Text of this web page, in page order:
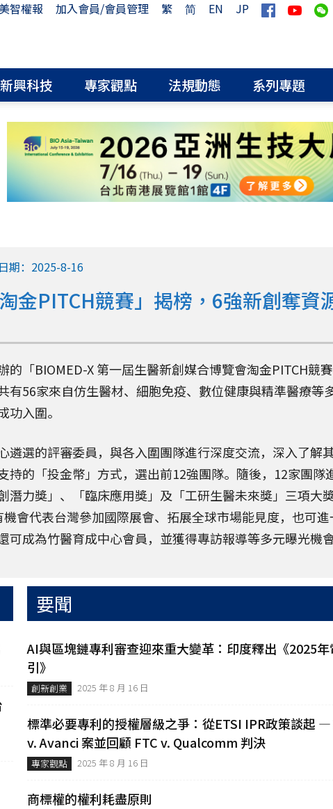
智權報 加入會員/會員管理 繁 简 EN
JP
新興科技 專家觀點 法規動態 系列專題
期：2025-8-16
金PITCH競賽」揭榜，6強新創奪資
的「BIOMED-X 第一屆生醫新創媒合博覽會淘金PITCH競
有56家來自仿生醫材、細胞免疫、數位健康與精準醫療等
功入圍。
遴選的評審委員，與各入圍團隊進行深度交流，深入了解
持的「投金幣」方式，選出前12強團隊。隨後，12家團隊
潛力獎」、「臨床應用獎」及「工研生醫未來獎」三項大
會代表台灣參加國際展會、拓展全球市場能見度，也可
可成為竹醫育成中心會員，並獲得專訪報導等多元曝光機會
要聞
AI與區塊鏈專利審查迎來重大變革：印度釋出《2025
引》
創新創業 2025 年 8 月 16 日
標準必要專利的授權層級之爭：從ETSI IPR政策談起
v. Avanci 案並回顧 FTC v. Qualcomm 判決
專家觀點 2025 年 8 月 16 日
商標權的權利耗盡原則